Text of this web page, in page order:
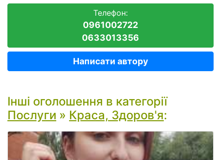
Телефон:
0961002722
0633013356
Написати автору
Інші оголошення в категорії
Послуги » Краса, Здоров'я: